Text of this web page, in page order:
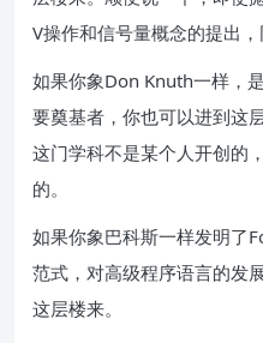
V操作和信号量概念的提出，
如果你象Don Knuth一样，
要奠基者，你也可以进到这
这门学科不是某个人开创的
的。
如果你象巴科斯一样发明了
范式，对高级程序语言的发
这层楼来。